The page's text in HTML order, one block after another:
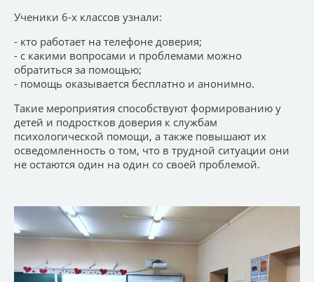
Ученики 6-х классов узнали:
- кто работает на телефоне доверия;
- с какими вопросами и проблемами можно
обратиться за помощью;
- помощь оказывается бесплатно и анонимно.
Такие мероприятия способствуют формированию у
детей и подростков доверия к службам
психологической помощи, а также повышают их
осведомленность о том, что в трудной ситуации они
не остаются один на один со своей проблемой.